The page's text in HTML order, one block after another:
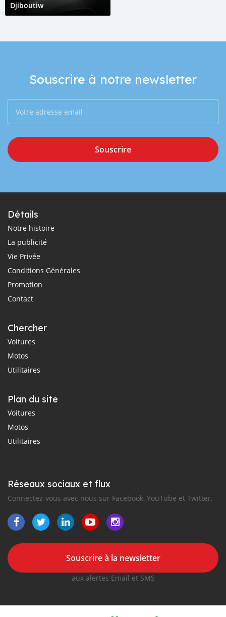
Djiboutiw
Souscrire à notre newsletter
Souscrire
Détails
Notre histoire
La publicité
Vie Privée
Conditions Générales
Promotion
Contact
Chercher
Voitures
Motos
Utilitaires
Plan du site
Voitures
Motos
Utilitaires
Réseaux sociaux et flux
Connectez-vous avec nous sur Facebook, YouTube et Twitter.
Souscrire à la newsletter
aux alertes Email et SMS